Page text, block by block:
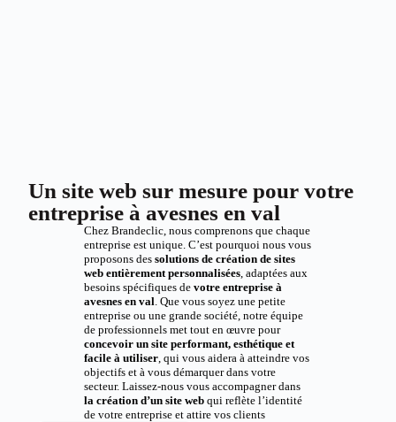
Un site web sur mesure pour votre
entreprise à avesnes en val
Chez Brandeclic, nous comprenons que chaque
entreprise est unique. C’est pourquoi nous vous
proposons des solutions de création de sites
web entièrement personnalisées, adaptées aux
besoins spécifiques de votre entreprise à
avesnes en val. Que vous soyez une petite
entreprise ou une grande société, notre équipe
de professionnels met tout en œuvre pour
concevoir un site performant, esthétique et
facile à utiliser, qui vous aidera à atteindre vos
objectifs et à vous démarquer dans votre
secteur. Laissez-nous vous accompagner dans
la création d’un site webqui reflète l’identité
de votre entreprise et attire vos clients